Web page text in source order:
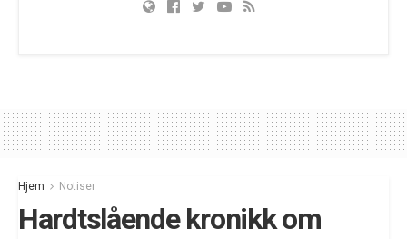
Hjem Notiser
Hardtslående kronikk om